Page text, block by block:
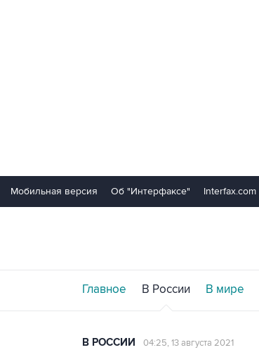
Мобильная версия Об "Интерфаксе" Interfax.com
Главное В России В мире
В РОССИИ 04:25, 13 августа 2021